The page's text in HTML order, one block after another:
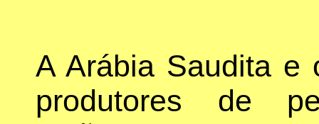
A Arábia Saudita e
produtores de